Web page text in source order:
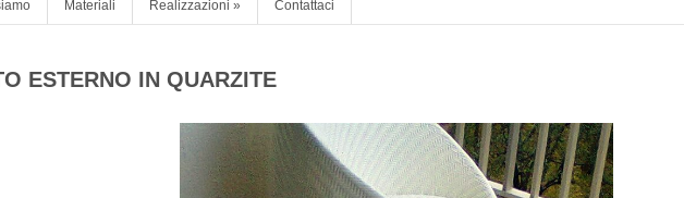
Materiali Realizzazioni » Contattaci
ESTERNO IN QUARZITE